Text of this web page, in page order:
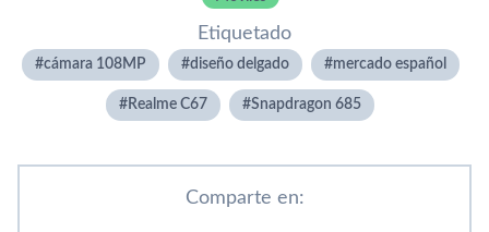
Etiquetado
cámara 108MP diseño delgado mercado español
Realme C67 Snapdragon 685
Comparte en: